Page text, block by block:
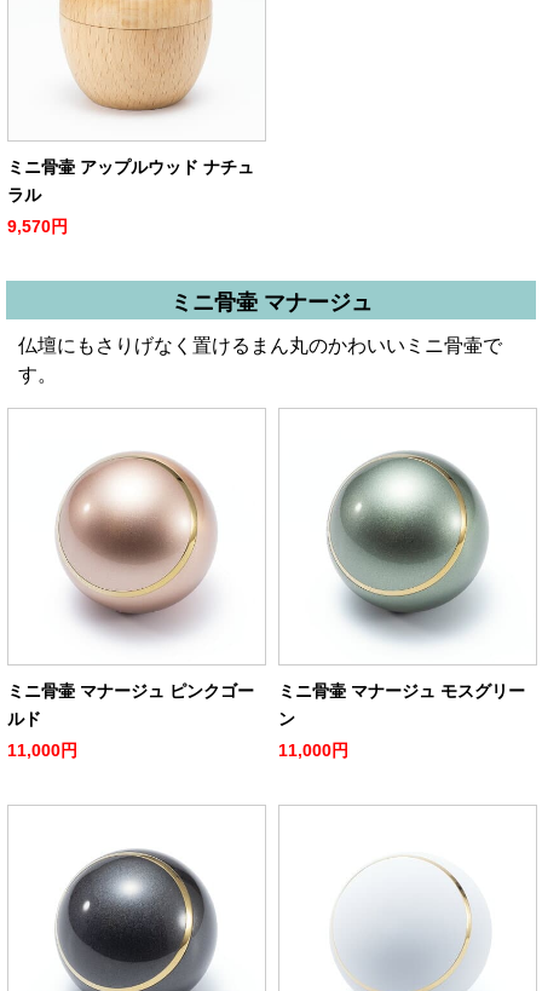
ミニ骨壷 アップルウッド ナチュ
ラル
9,570円
ミニ骨壷 マナージュ
仏壇にもさりげなく置けるまん丸のかわいいミニ骨壷で
す。
ミニ骨壷 マナージュ ピンクゴー
ルド
11,000円
ミニ骨壷 マナージュ モスグリー
ン
11,000円